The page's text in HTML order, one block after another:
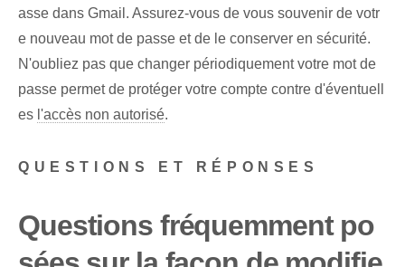
asse dans Gmail. Assurez-vous de vous souvenir de votr
e nouveau mot de passe et de le conserver en sécurité.
N'oubliez pas que changer périodiquement votre mot de
passe permet de protéger votre compte contre d'éventuell
es l'accès non autorisé.
QUESTIONS ET RÉPONSES
Questions fréquemment po